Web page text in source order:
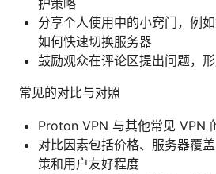
护策略
分享个人使用中的小窍门，例如
如何快速切换服务器
鼓励观众在评论区提出问题，
常见的对比与对照
Proton VPN 与其他常见 VPN
对比因素包括价格、服务器覆
策和用户友好程度